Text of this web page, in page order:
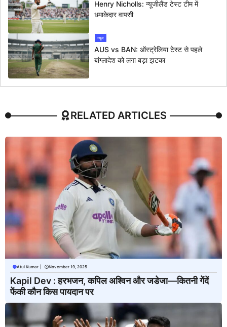
Henry Nicholls: न्यूजीलैंड टेस्ट टीम में
धमाकेदार वापसी
न्यूज
AUS vs BAN: ऑस्ट्रेलिया टेस्ट से पहले
बांग्लादेश को लगा बड़ा झटका
RELATED ARTICLES
Atul Kumar November 19, 2025
Kapil Dev : हरभजन, कपिल अश्विन और जडेजा—कितनी गेंदें
फेंकी कौन किस पायदान पर